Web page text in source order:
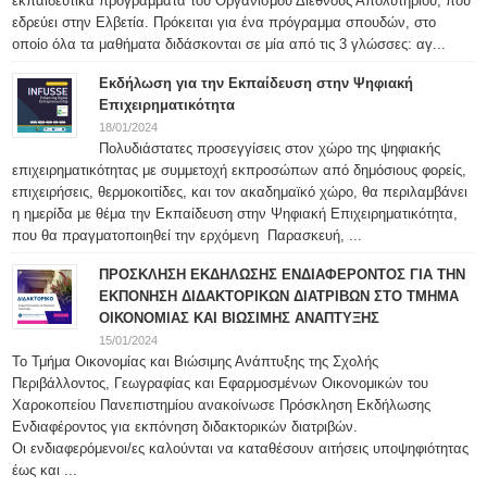
εδρεύει στην Ελβετία. Πρόκειται για ένα πρόγραμμα σπουδών, στο
οποίο όλα τα μαθήματα διδάσκονται σε μία από τις 3 γλώσσες: αγ...
Εκδήλωση για την Εκπαίδευση στην Ψηφιακή
Επιχειρηματικότητα
18/01/2024
Πολυδιάστατες προσεγγίσεις στον χώρο της ψηφιακής
επιχειρηματικότητας με συμμετοχή εκπροσώπων από δημόσιους φορείς,
επιχειρήσεις, θερμοκοιτίδες, και τον ακαδημαϊκό χώρο, θα περιλαμβάνει
η ημερίδα με θέμα την Εκπαίδευση στην Ψηφιακή Επιχειρηματικότητα,
που θα πραγματοποιηθεί την ερχόμενη Παρασκευή, ...
ΠΡΟΣΚΛΗΣΗ ΕΚΔΗΛΩΣΗΣ ΕΝΔΙΑΦΕΡΟΝΤΟΣ ΓΙΑ ΤΗΝ
ΕΚΠΟΝΗΣΗ ΔΙΔΑΚΤΟΡΙΚΩΝ ΔΙΑΤΡΙΒΩΝ ΣΤΟ ΤΜΗΜΑ
ΟΙΚΟΝΟΜΙΑΣ ΚΑΙ ΒΙΩΣΙΜΗΣ ΑΝΑΠΤΥΞΗΣ
15/01/2024
Το Τμήμα Οικονομίας και Βιώσιμης Ανάπτυξης της Σχολής
Περιβάλλοντος, Γεωγραφίας και Εφαρμοσμένων Οικονομικών του
Χαροκοπείου Πανεπιστημίου ανακοίνωσε Πρόσκληση Εκδήλωσης
Ενδιαφέροντος για εκπόνηση διδακτορικών διατριβών.
Οι ενδιαφερόμενοι/ες καλούνται να καταθέσουν αιτήσεις υποψηφιότητας
έως και ...